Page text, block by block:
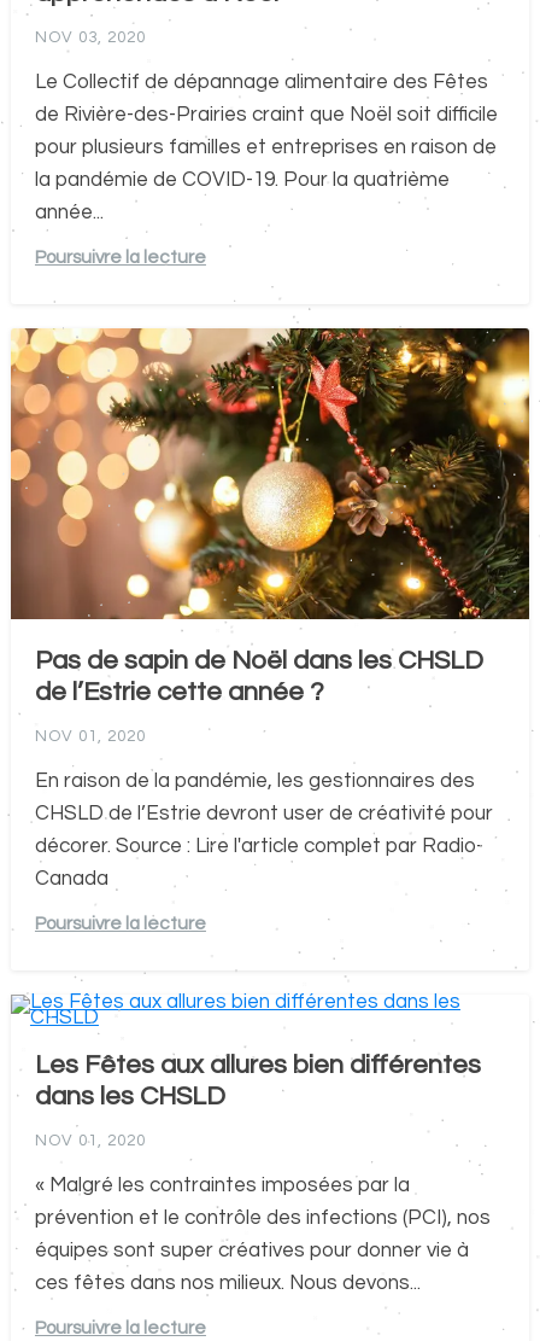
NOV 03, 2020
Le Collectif de dépannage alimentaire des Fêtes
de Rivière-des-Prairies craint que Noël soit difficile
pour plusieurs familles et entreprises en raison de
la pandémie de COVID-19. Pour la quatrième
année...
Poursuivre la lecture
Pas de sapin de Noël dans les CHSLD
de l’Estrie cette année ?
NOV 01, 2020
En raison de la pandémie, les gestionnaires des
CHSLD de l’Estrie devront user de créativité pour
décorer. Source : Lire l'article complet par Radio-
Canada
Poursuivre la lecture
Les Fêtes aux allures bien différentes
dans les CHSLD
NOV 01, 2020
« Malgré les contraintes imposées par la
prévention et le contrôle des infections (PCI), nos
équipes sont super créatives pour donner vie à
ces fêtes dans nos milieux. Nous devons...
Poursuivre la lecture